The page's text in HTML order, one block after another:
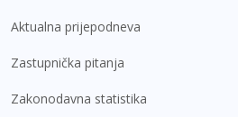
Aktualna prijepodneva
Zastupnička pitanja
Zakonodavna statistika